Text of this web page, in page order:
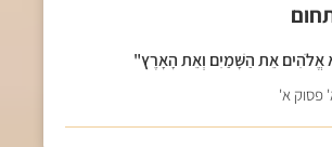
אֱלֹהִים אֵת הַשָּׁמַיִם וְאֵת הָאָרֶץ"
פסוק א'